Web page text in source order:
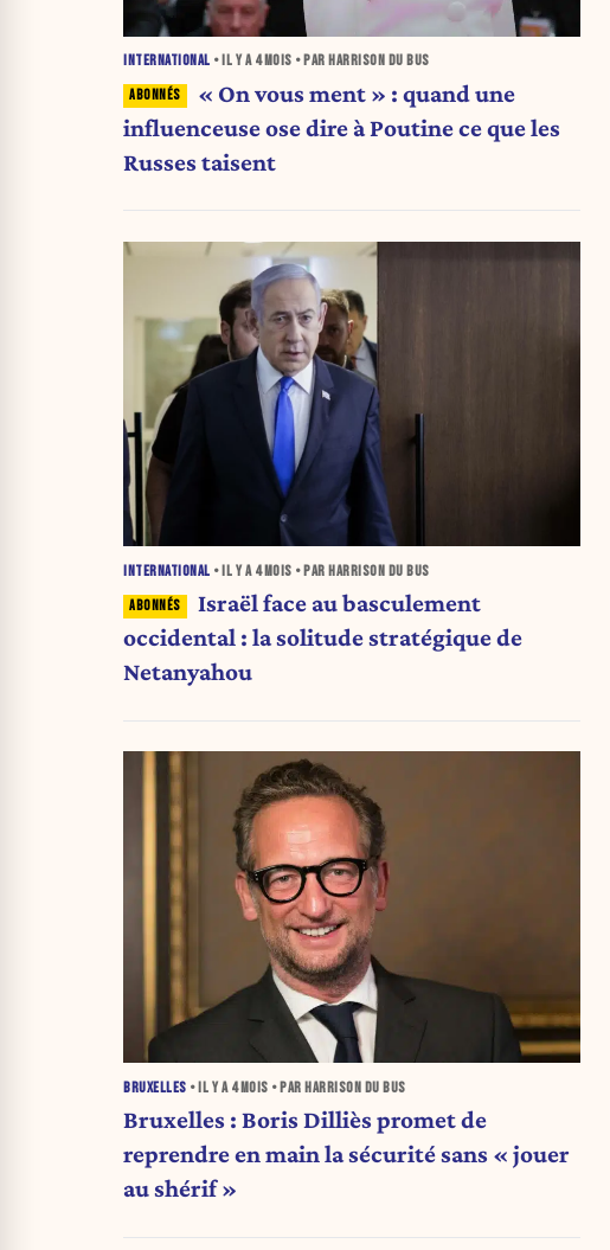
INTERNATIONAL • IL Y A 4 MOIS • PAR HARRISON DU BUS
« On vous ment » : quand une
influenceuse ose dire à Poutine ce que les
Russes taisent
INTERNATIONAL • IL Y A 4 MOIS • PAR HARRISON DU BUS
Israël face au basculement
occidental : la solitude stratégique de
Netanyahou
BRUXELLES • IL Y A 4 MOIS • PAR HARRISON DU BUS
Bruxelles : Boris Dilliès promet de
reprendre en main la sécurité sans « jouer
au shérif »